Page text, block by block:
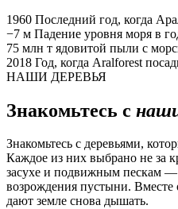
1960 Последний год, когда
−7 м Падение уровня моря в
75 млн т ядовитой пыли с
2018 Год, когда Aralforest
НАШИ ДЕРЕВЬЯ
Знакомьтесь с
Знакомьтесь с деревьями,
Каждое из них выбрано не за
засухе и подвижным пескам
возрождения пустыни. Вместе
дают земле снова дышать.